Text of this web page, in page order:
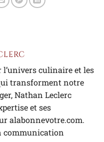
l’univers culinaire et les
transforment notre
Nathan Leclerc
et ses
alabonnevotre.com.
communication